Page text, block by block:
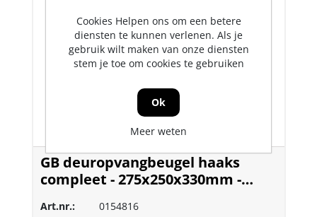
GB deuropvangbeugel haaks
compleet - 275x250x330mm -
Art.nr.:
0154816
Cookies Helpen ons om een betere
diensten te kunnen verlenen. Als je
gebruik wilt maken van onze diensten
stem je toe om cookies te gebruiken
Ok
Meer weten